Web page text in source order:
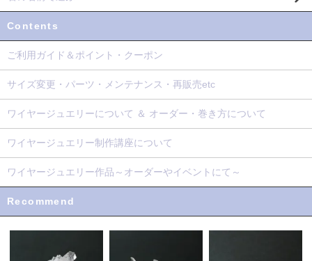
Contents
ご利用ガイド＆ポイント・クーポン
サイズ変更・パーツ・メンテナンス・再販売etc
ワイヤージュエリーについて ＆ オーダー・巻き方について
ワイヤージュエリー制作講座について
ワイヤージュエリー作品～オーダーやイベントにて～
Recommend